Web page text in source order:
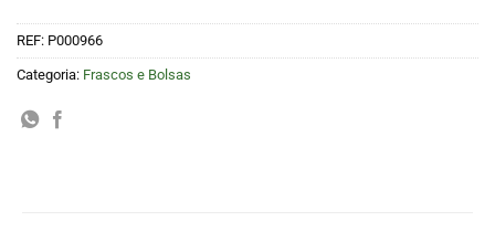
REF: P000966
Categoria: Frascos e Bolsas